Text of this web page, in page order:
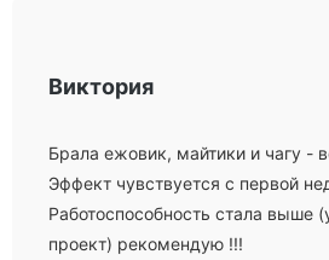
Виктория
Брала ежовик, майтики и чагу -
Эффект чувствуется с первой
Работоспособность стала выше
проект) рекомендую !!!